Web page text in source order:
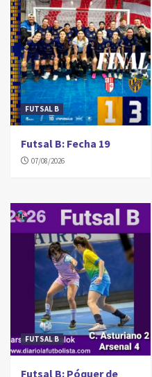
FUTSAL B
Futsal B: Fecha 19
07/08/2026
FUTSAL B
Futsal B: Póquer de